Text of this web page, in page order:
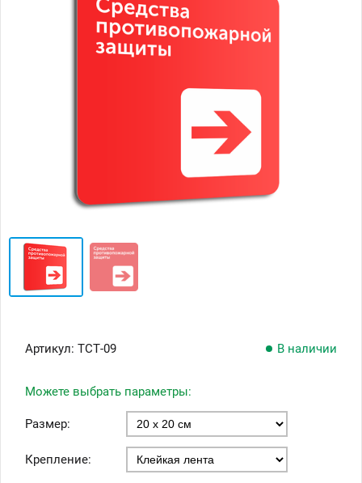
Артикул: ТСТ-09 В наличии
Можете выбрать параметры:
Размер:
Крепление: